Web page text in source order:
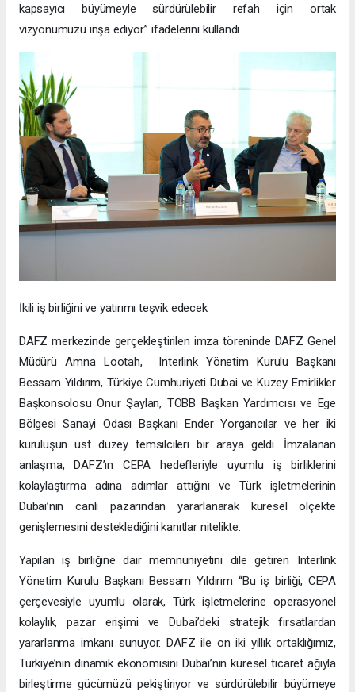
kapsayıcı büyümeyle sürdürülebilir refah için ortak
vizyonumuzu inşa ediyor.” ifadelerini kullandı.
İkili iş birliğini ve yatırımı teşvik edecek
DAFZ merkezinde gerçekleştirilen imza töreninde DAFZ Genel
Müdürü Amna Lootah, Interlink Yönetim Kurulu Başkanı
Bessam Yıldırım, Türkiye Cumhuriyeti Dubai ve Kuzey Emirlikler
Başkonsolosu Onur Şaylan, TOBB Başkan Yardımcısı ve Ege
Bölgesi Sanayi Odası Başkanı Ender Yorgancılar ve her iki
kuruluşun üst düzey temsilcileri bir araya geldi. İmzalanan
anlaşma, DAFZ’ın CEPA hedefleriyle uyumlu iş birliklerini
kolaylaştırma adına adımlar attığını ve Türk işletmelerinin
Dubai’nin canlı pazarından yararlanarak küresel ölçekte
genişlemesini desteklediğini kanıtlar nitelikte.
Yapılan iş birliğine dair memnuniyetini dile getiren Interlink
Yönetim Kurulu Başkanı Bessam Yıldırım “Bu iş birliği, CEPA
çerçevesiyle uyumlu olarak, Türk işletmelerine operasyonel
kolaylık, pazar erişimi ve Dubai’deki stratejik fırsatlardan
yararlanma imkanı sunuyor. DAFZ ile on iki yıllık ortaklığımız,
Türkiye’nin dinamik ekonomisini Dubai’nin küresel ticaret ağıyla
birleştirme gücümüzü pekiştiriyor ve sürdürülebilir büyümeye